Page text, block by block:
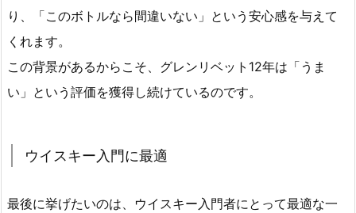
り、「このボトルなら間違いない」という安心感を与えて
くれます。
この背景があるからこそ、グレンリベット12年は「うま
い」という評価を獲得し続けているのです。
ウイスキー入門に最適
最後に挙げたいのは、ウイスキー入門者にとって最適な一